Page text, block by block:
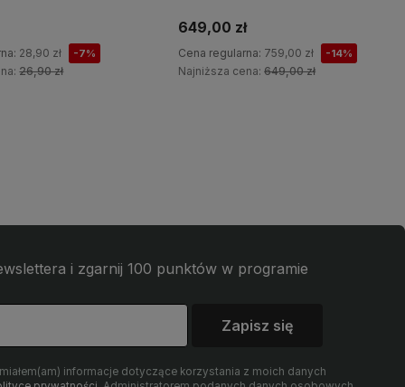
28,90 zł -7%
26,90 zł
649,00 zł
Cena regularna: 759,00 zł -14%
Najniższa cena:649,00 zł
i zgarnij 100 punktów w programie
Zapisz się
informacje dotyczące korzystania z moich danych